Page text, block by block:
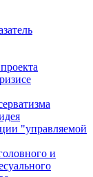
"управляемой
и